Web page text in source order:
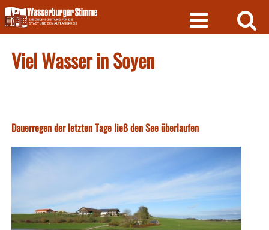
Skip
to
content
Viel Wasser in Soyen
Dauerregen der letzten Tage ließ den See überlaufen